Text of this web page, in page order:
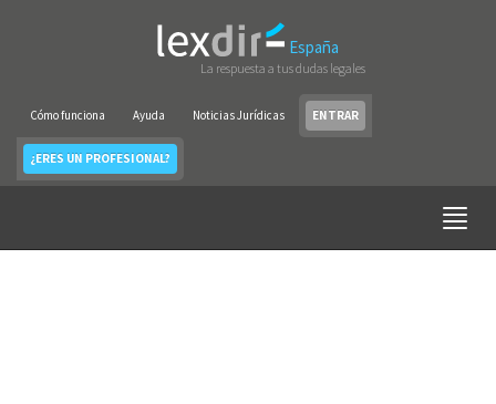
España
La respuesta a tus dudas legales
Cómo funciona Ayuda Noticias Jurídicas ENTRAR
¿ERES UN PROFESIONAL?